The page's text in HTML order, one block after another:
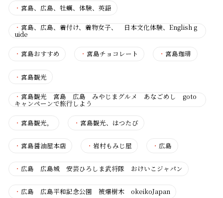
・ 宮島、広島、牡蠣、体験、英語
・ 宮島、広島、着付け、着物女子、 日本文化体験、English g
uide
・ 宮島おすすめ ・ 宮島チョコレート ・ 宮島珈琲
・ 宮島観光
・ 宮島観光 宮島 広島 みやじまグルメ あなごめし goto
キャンペーンで旅行しよう
・ 宮島観光， ・ 宮島観光、はつたび
・ 宮島醤油屋本店 ・岩村もみじ屋 ・ 広島
・ 広島 広島城 安芸ひろしま武将隊 おけいこジャパン
・ 広島 広島平和記念公園 被爆樹木 okeikoJapan